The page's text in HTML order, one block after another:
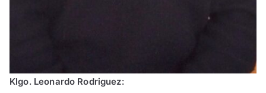
Klgo. Leonardo Rodriguez: